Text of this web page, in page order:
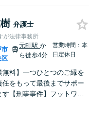
弁護士
が法律事務所
市
区
元町駅 か
ら徒歩4分
営業時間：本
日定休日
無料】一つひとつのご縁を
任をもって最後までサポー
す【刑事事件】フットワー